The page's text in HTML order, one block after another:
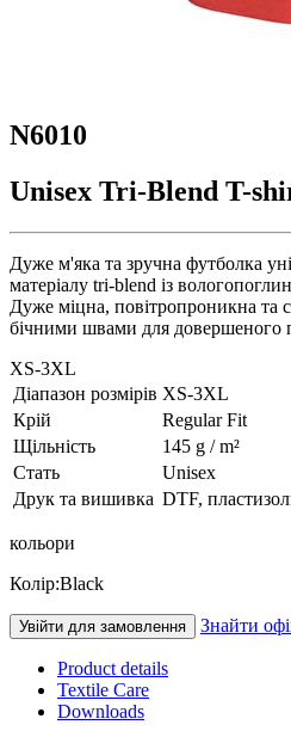
N6010
Unisex Tri-Blend T-
Дуже м'яка та зручна футболка
матеріалу tri-blend із
Дуже міцна, повітропроникна та
бічними швами для довершеного
XS-3XL
Діапазон розмірів XS-3XL
Крій
Regular Fit
Щільність
145 g / m²
Стать
Unisex
Друк та вишивка DTF,
кольори
Колір:Black
Увійти для замовлення Знайти
Product details
Textile Care
Downloads